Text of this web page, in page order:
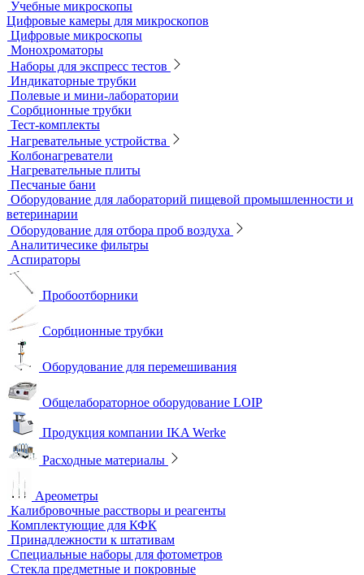
Мерная посуда
Посуда общего назначения
Центрифужные пробирки
Микроскопы
Инвертируемые микроскопы
Комплектующие к микроскопам
Лабораторные микроскопы
Люминесцентные микроскопы
Металлографические микроскопы
Объективы для микроскопов
Окуляры для микроскопов
Поляризационные микроскопы
Стереоскопические микроскопы
Учебные микроскопы
Цифровые камеры для микроскопов
Цифровые микроскопы
Монохроматоры
Наборы для экспресс тестов
Индикаторные трубки
Полевые и мини-лаборатории
Сорбционные трубки
Тест-комплекты
Нагревательные устройства
Колбонагреватели
Нагревательные плиты
Песчаные бани
Оборудование для лабораторий пищевой промышленности и
ветеринарии
Оборудование для отбора проб воздуха
Аналитичесике фильтры
Аспираторы
Сорбционные трубки
Оборудование для перемешивания